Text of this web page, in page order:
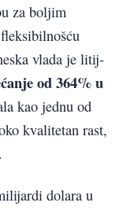
za boljim
vlada je litij-
od 364% u
kao jednu od
kvalitetan rast,
dolara u